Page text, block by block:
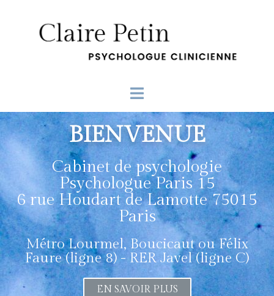
BIENVENUE
Cabinet de psychologie
Psychologue Paris 15
6 rue Houdart de Lamotte 75015
Paris
Métro Lourmel, Boucicaut ou Félix
Faure (ligne 8) - RER Javel (ligne C)
EN SAVOIR PLUS